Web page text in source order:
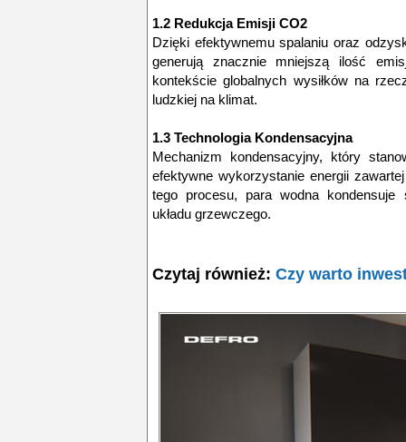
1.2 Redukcja Emisji CO2
Dzięki efektywnemu spalaniu oraz
generują znacznie mniejszą ilość
kontekście globalnych wysiłków na
ludzkiej na klimat.
1.3 Technologia Kondensacyjna
Mechanizm kondensacyjny, który
efektywne wykorzystanie energii
tego procesu, para wodna kondensuje
układu grzewczego.
Czytaj również: Czy warto